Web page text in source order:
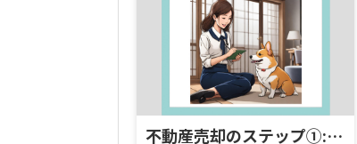
不動産売却のステップ①: 売却の目的と計画